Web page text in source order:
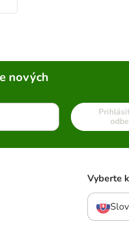
nových
Vyberte